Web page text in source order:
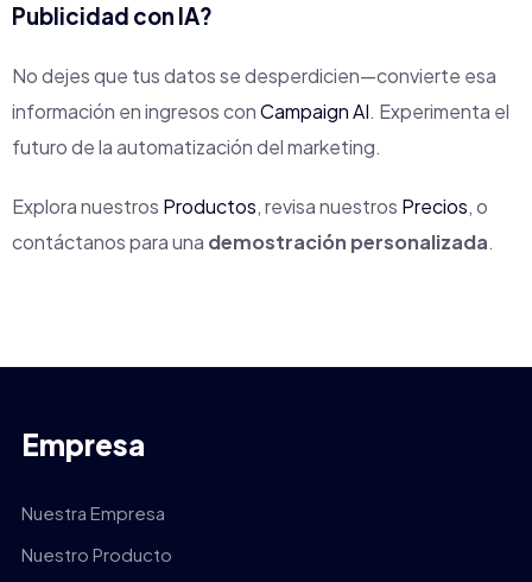
Publicidad con IA?
No dejes que tus datos se desperdicien—convierte esa
información en ingresos conCampaign AI. Experimenta el
futuro de la automatización del marketing.
Explora nuestros Productos, revisa nuestros Precios, o
contáctanos para una demostración personalizada.
Empresa
Nuestra Empresa
Nuestro Producto